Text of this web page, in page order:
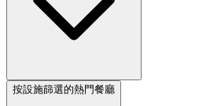
按設施篩選的熱門餐廳